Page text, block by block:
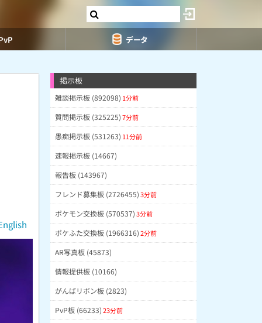
データ
掲示板
雑談掲示板 (892098) 1分前
質問掲示板 (325225)7分前
愚痴掲示板 (531263) 11分前
速報掲示板 (14667)
報告板 (143967)
フレンド募集板 (2726455)3分前
ポケモン交換板 (570537)3分前
ポケふた交換板 (1966316)2分前
AR写真板 (45873)
情報提供板 (10166)
がんばリボン板 (2823)
PvP板 (66233)23分前